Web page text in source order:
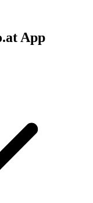
App